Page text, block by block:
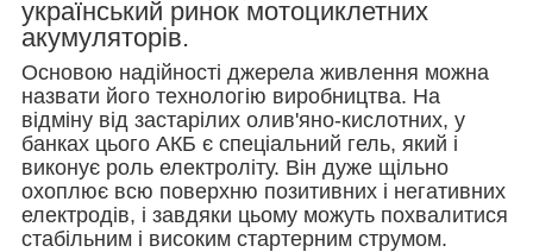
український ринок мотоциклетних
акумуляторів.
Основою надійності джерела живлення можна
назвати його технологію виробництва. На
відміну від застарілих олив'яно-кислотних, у
банках цього АКБ є спеціальний гель, який і
виконує роль електроліту. Він дуже щільно
охоплює всю поверхню позитивних і негативних
електродів, і завдяки цьому можуть похвалитися
стабільним і високим стартерним струмом.